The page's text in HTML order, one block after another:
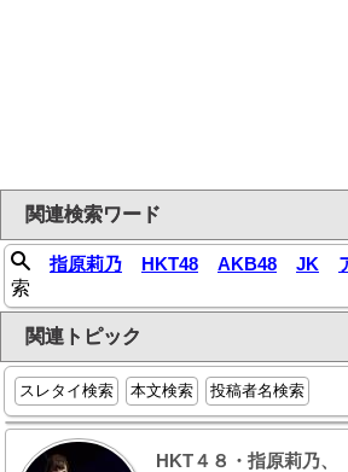
関連検索ワード
指原莉乃 HKT48 AKB48 JK
索
関連トピック
スレタイ検索 本文検索 投稿者名検索
HKT４８・指原莉乃、